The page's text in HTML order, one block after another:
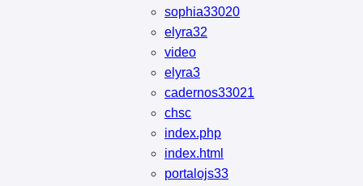
sophia33020
elyra32
video
elyra3
cadernos33021
chsc
index.php
index.html
portalojs33